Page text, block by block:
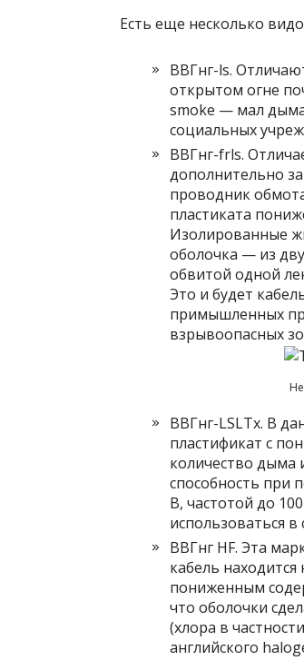
Есть еще несколько
ВВГнг-ls.
открытом огне
smoke — мал
социальных
ВВГнг-frls.
дополнительно
проводник
пластиката
Изолированные
оболочка — из
обвитой одной
Это и будет
примышленных
взрывоопасных
ВВГнг-LSLTx. В
пластификат с
количество дыма
способность при
В, частотой до
использоваться
ВВГнг HF. Эта
кабель
пониженным
что оболочки
(хлора в
английского